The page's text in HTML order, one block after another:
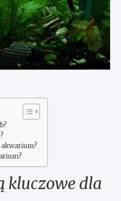
kluczowe dla